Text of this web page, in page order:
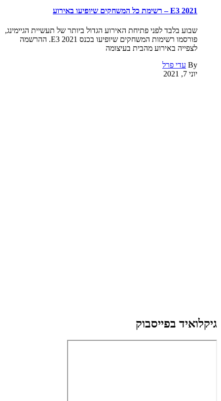
E3 2021 – רשימת כל המשחקים שיופיעו באירוע
שבוע בלבד לפני פתיחת האירוע הגדול ביותר של תעשיית הגיימינג,
פורסמו רשימות המשחקים שיופיעו בכנס E3 2021. ההרשמה
לצפייה באירוע מהבית בעיצומה
By עדי פרל
יוני 7, 2021
גיקלואיד בפייסבוק